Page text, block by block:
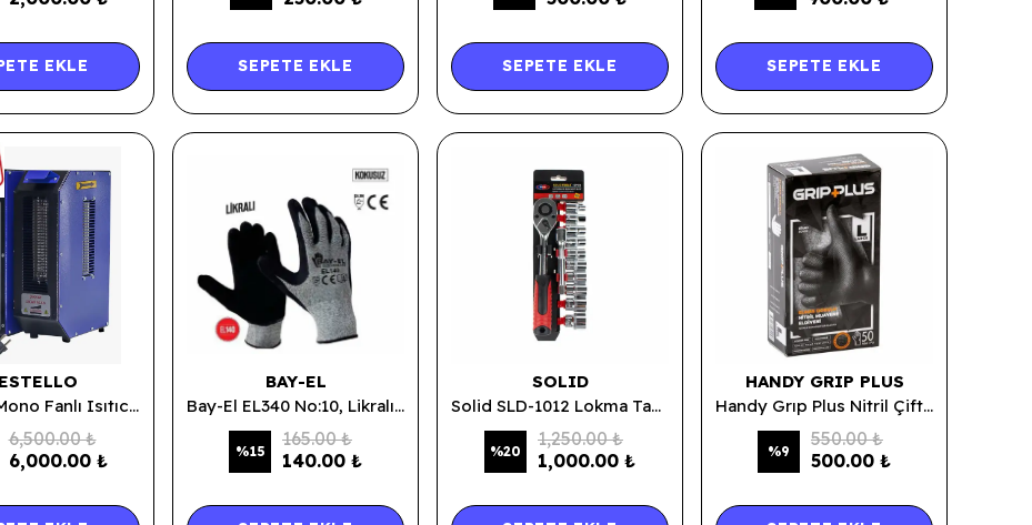
EKLE SEPETE EKLE SEPETE EKLE SEPETE EKLE
Nestello Mono Fanlı Isıtıcı 3400w
6,500.00 ₺
6,000.00 ₺
BAY-EL
Bay-El EL340 No:10, Likralı Siyah Montaj Eldiveni 1/2 Siyah Nitril Kaplı Likralı İp Örme Eldiven
%15
165.00 ₺
140.00 ₺
SOLID
Solid SLD-1012 Lokma Takımı 12 Parça 1/2 5307
%20
1,250.00 ₺
1,000.00 ₺
HANDY GRIP PLUS
Handy Grıp Plus Nitril Çift Yönlü Elmas Dokulu Pudrasız Eldiven L Beden 50'Li
%9
550.00 ₺
500.00 ₺